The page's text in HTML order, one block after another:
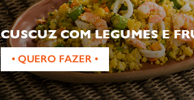
CUSCUZ COM LEGUMES E
• QUERO FAZER •